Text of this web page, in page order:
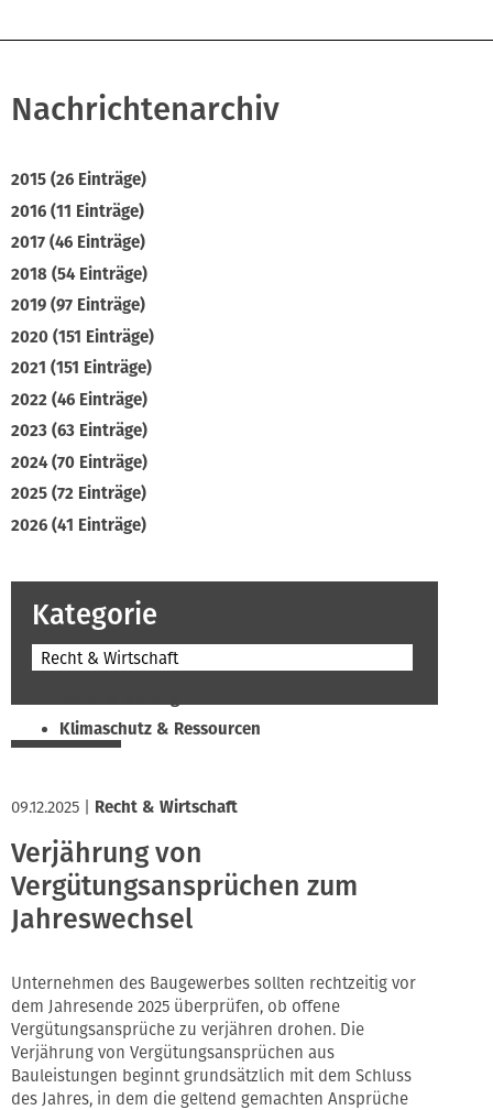
Nachrichtenarchiv
2015 (26 Einträge)
2016 (11 Einträge)
2017 (46 Einträge)
2018 (54 Einträge)
2019 (97 Einträge)
2020 (151 Einträge)
2021 (151 Einträge)
2022 (46 Einträge)
2023 (63 Einträge)
2024 (70 Einträge)
2025 (72 Einträge)
2026 (41 Einträge)
Kategorie
Recht & Wirtschaft
Klimaschutz & Ressourcen
Soziales & Tarifpolitik
Verband & Innungen
Interviews
09.12.2025 Recht & Wirtschaft
Verjährung von
Vergütungsansprüchen zum
Jahreswechsel
Unternehmen des Baugewerbes sollten rechtzeitig vor
dem Jahresende 2025 überprüfen, ob offene
Vergütungsansprüche zu verjähren drohen. Die
Verjährung von Vergütungsansprüchen aus
Bauleistungen beginnt grundsätzlich mit dem Schluss
des Jahres, in dem die geltend gemachten Ansprüche